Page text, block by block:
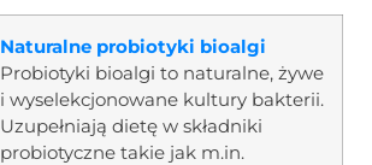
Naturalne probiotyki bioalgi
Probiotyki bioalgi to naturalne, żywe
i wyselekcjonowane kultury bakterii.
Uzupełniają dietę w składniki
probiotyczne takie jak m.in.